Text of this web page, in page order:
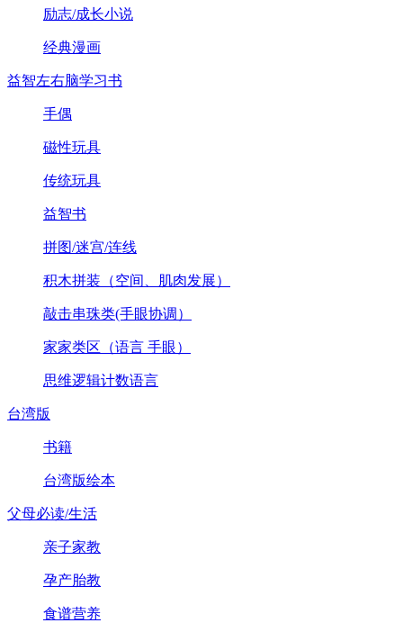
励志/成长小说
经典漫画
益智左右脑学习书
手偶
磁性玩具
传统玩具
益智书
拼图/迷宫/连线
积木拼装（空间、肌肉发展）
敲击串珠类(手眼协调）
家家类区（语言 手眼）
思维逻辑计数语言
台湾版
书籍
台湾版绘本
父母必读/生活
亲子家教
孕产胎教
食谱营养